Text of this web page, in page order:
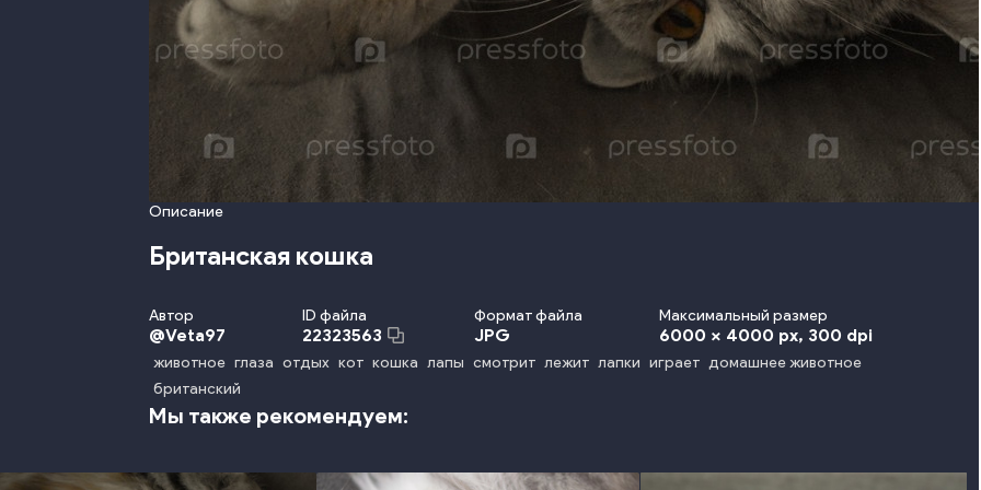
Описание
Британская кошка
Автор
@Veta97
ID файла
22323563
Формат файла
JPG
Максимальный размер
6000 x 4000 px, 300 dpi
животное глаза отдых кот кошка лапы смотрит лежит лапки играет домашнее животное
британский
Мы также рекомендуем: